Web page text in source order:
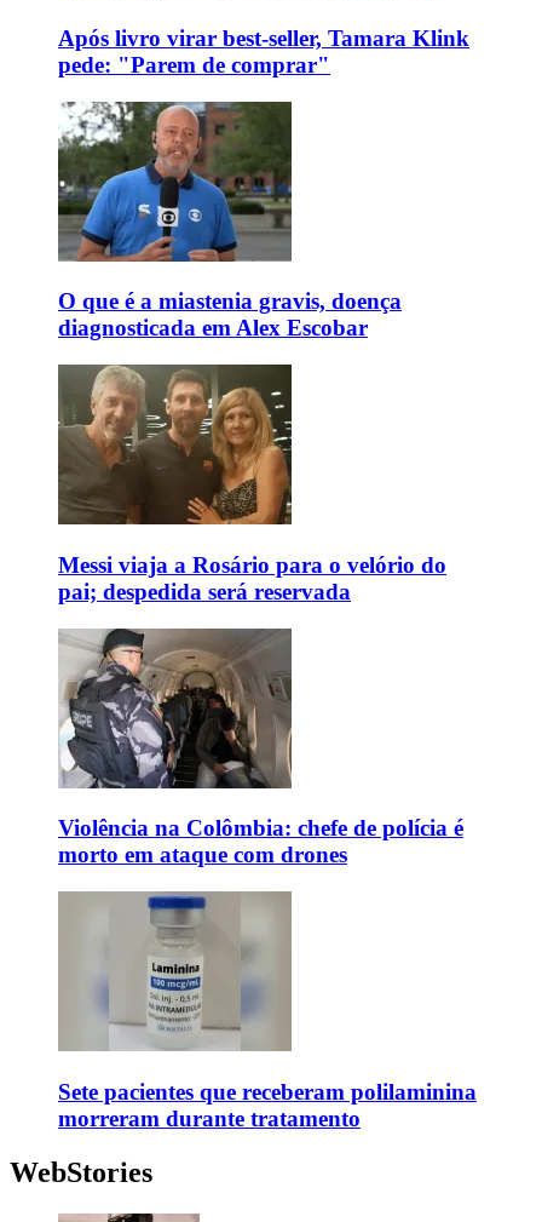
Após livro virar best-seller, Tamara Klink
pede: "Parem de comprar"
O que é a miastenia gravis, doença
diagnosticada em Alex Escobar
Messi viaja a Rosário para o velório do
pai; despedida será reservada
Violência na Colômbia: chefe de polícia é
morto em ataque com drones
Sete pacientes que receberam polilaminina
morreram durante tratamento
WebStories